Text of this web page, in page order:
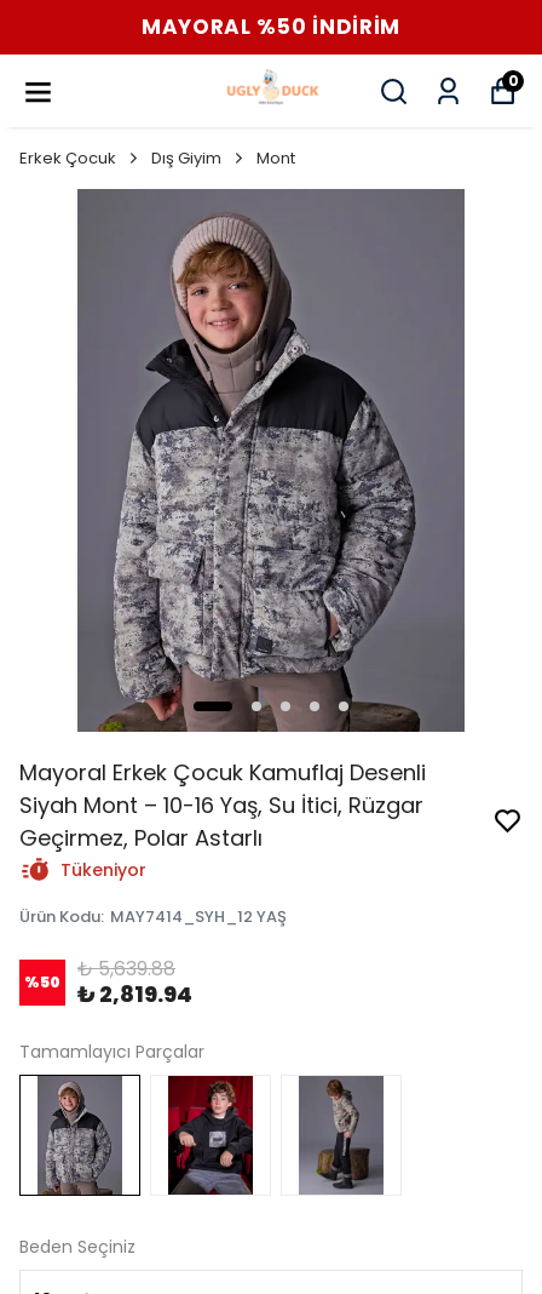
MAYORAL %50 İNDİRİM
0
Erkek Çocuk Dış Giyim Mont
Mayoral Erkek Çocuk Kamuflaj Desenli
Siyah Mont – 10-16 Yaş, Su İtici, Rüzgar
Geçirmez, Polar Astarlı
Tükeniyor
Ürün Kodu: MAY7414_SYH_12 YAŞ
%50 ₺ 5,639.88
₺ 2,819.94
Tamamlayıcı Parçalar
Beden Seçiniz